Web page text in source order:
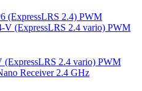
(ExpressLRS 2.4) PWM
2.4 vario) PWM